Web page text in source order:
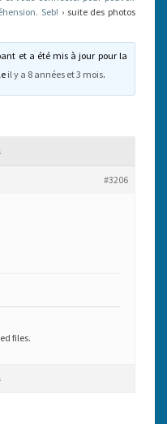
Seb! › suite des photos
et a été mis à jour pour la
il y a 8 années et 3 mois.
#3206
files.